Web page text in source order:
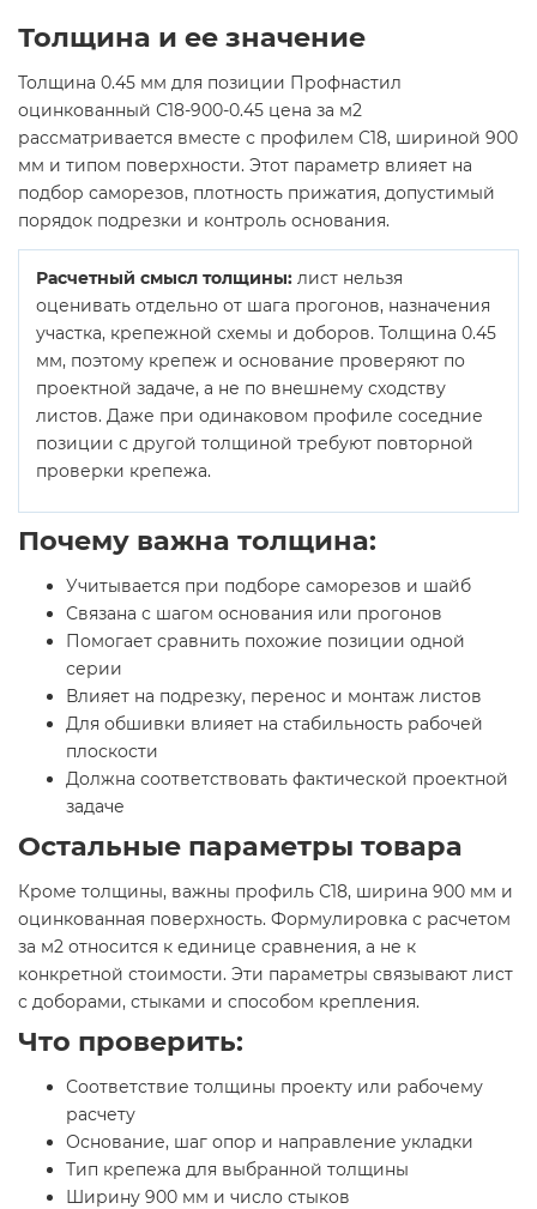
Толщина и ее значение
Толщина 0.45 мм для позиции Профнастил
оцинкованный С18-900-0.45 цена за м2
рассматривается вместе с профилем С18, шириной 900
мм и типом поверхности. Этот параметр влияет на
подбор саморезов, плотность прижатия, допустимый
порядок подрезки и контроль основания.
Расчетный смысл толщины: лист нельзя
оценивать отдельно от шага прогонов, назначения
участка, крепежной схемы и доборов. Толщина 0.45
мм, поэтому крепеж и основание проверяют по
проектной задаче, а не по внешнему сходству
листов. Даже при одинаковом профиле соседние
позиции с другой толщиной требуют повторной
проверки крепежа.
Почему важна толщина:
Учитывается при подборе саморезов и шайб
Связана с шагом основания или прогонов
Помогает сравнить похожие позиции одной
серии
Влияет на подрезку, перенос и монтаж листов
Для обшивки влияет на стабильность рабочей
плоскости
Должна соответствовать фактической проектной
задаче
Остальные параметры товара
Кроме толщины, важны профиль С18, ширина 900 мм и
оцинкованная поверхность. Формулировка с расчетом
за м2 относится к единице сравнения, а не к
конкретной стоимости. Эти параметры связывают лист
с доборами, стыками и способом крепления.
Что проверить:
Соответствие толщины проекту или рабочему
расчету
Основание, шаг опор и направление укладки
Тип крепежа для выбранной толщины
Ширину 900 мм и число стыков